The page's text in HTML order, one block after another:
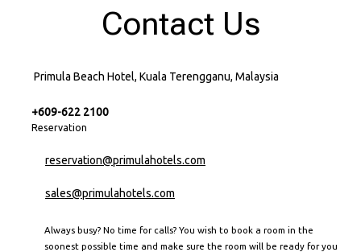
Contact Us
Primula Beach Hotel, Kuala Terengganu, Malaysia
+609-622 2100
Reservation
reservation@primulahotels.com
sales@primulahotels.com
Always busy? No time for calls? You wish to book a room in the
soonest possible time and make sure the room will be ready for you